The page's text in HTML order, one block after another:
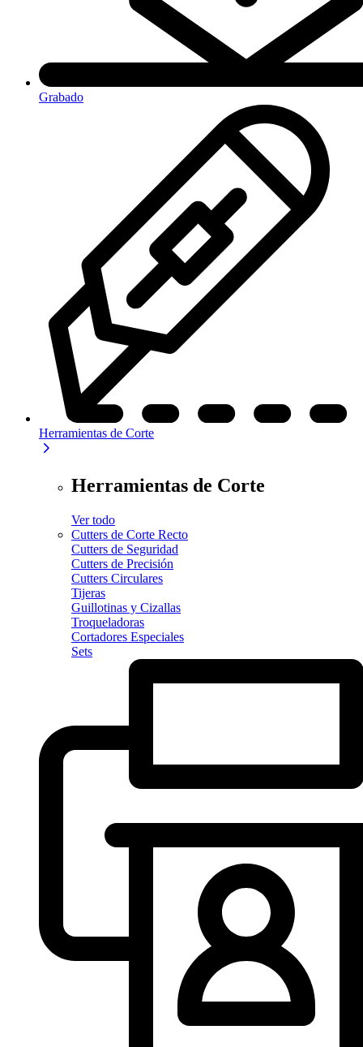
Grabado
Herramientas de Corte
Herramientas de Corte
Ver todo
Cutters de Corte Recto
Cutters de Seguridad
Cutters de Precisión
Cutters Circulares
Tijeras
Guillotinas y Cizallas
Troqueladoras
Cortadores Especiales
Sets